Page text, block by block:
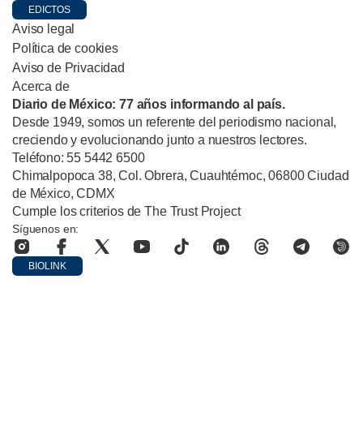
EDICTOS
Aviso legal
Política de cookies
Aviso de Privacidad
Acerca de
Diario de México: 77 años informando al país.
Desde 1949, somos un referente del periodismo nacional,
creciendo y evolucionando junto a nuestros lectores.
Teléfono: 55 5442 6500
Chimalpopoca 38, Col. Obrera, Cuauhtémoc, 06800 Ciudad
de México, CDMX
Cumple los criterios de The Trust Project
Síguenos en:
BIOLINK